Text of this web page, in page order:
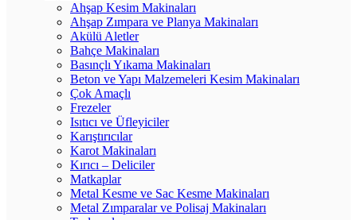
Ahşap Kesim Makinaları
Ahşap Zımpara ve Planya Makinaları
Akülü Aletler
Bahçe Makinaları
Basınçlı Yıkama Makinaları
Beton ve Yapı Malzemeleri Kesim Makinaları
Çok Amaçlı
Frezeler
Isıtıcı ve Üfleyiciler
Karıştırıcılar
Karot Makinaları
Kırıcı – Deliciler
Matkaplar
Metal Kesme ve Sac Kesme Makinaları
Metal Zımparalar ve Polisaj Makinaları